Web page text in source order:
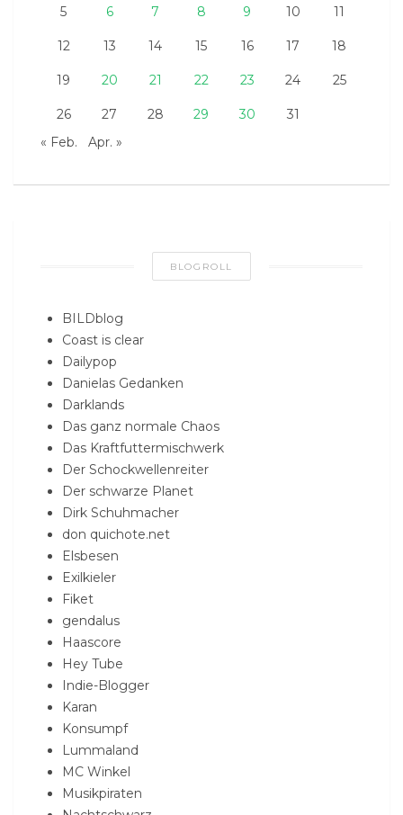
5 6 7 8 9 10 11
12 13 14 15 16 17 18
19 20 21 22 23 24 25
26 27 28 29 30
31
« Feb.
Apr. »
BLOGROLL
BILDblog
Coast is clear
Dailypop
Danielas Gedanken
Darklands
Das ganz normale Chaos
Das Kraftfuttermischwerk
Der Schockwellenreiter
Der schwarze Planet
Dirk Schuhmacher
don quichote.net
Elsbesen
Exilkieler
Fiket
gendalus
Haascore
Hey Tube
Indie-Blogger
Karan
Konsumpf
Lummaland
MC Winkel
Musikpiraten